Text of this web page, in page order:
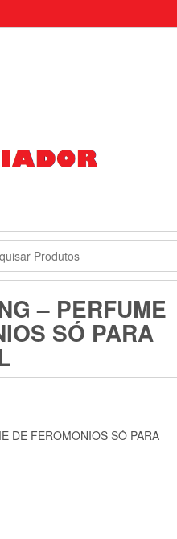
– PERFUME
SÓ PARA
DE FEROMÔNIOS SÓ PARA